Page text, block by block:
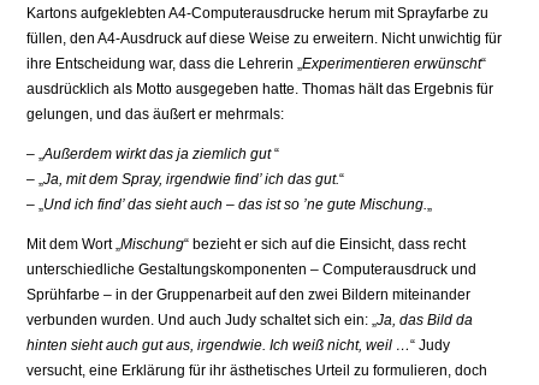
Kartons aufgeklebten A4-Computerausdrucke herum mit Sprayfarbe zu
füllen, den A4-Ausdruck auf diese Weise zu erweitern. Nicht unwichtig für
ihre Entscheidung war, dass die Lehrerin „Experimentieren erwünscht“
ausdrücklich als Motto ausgegeben hatte. Thomas hält das Ergebnis für
gelungen, und das äußert er mehrmals:
– „Außerdem wirkt das ja ziemlich gut“
– „Ja, mit dem Spray, irgendwie find’ ich das gut.“
– „Und ich find’ das sieht auch – das ist so ’ne gute Mischung.„
Mit dem Wort „Mischung“ bezieht er sich auf die Einsicht, dass recht
unterschiedliche Gestaltungskomponenten – Computerausdruck und
Sprühfarbe – in der Gruppenarbeit auf den zwei Bildern miteinander
verbunden wurden. Und auch Judy schaltet sich ein: „Ja, das Bild da
hinten sieht auch gut aus, irgendwie. Ich weiß nicht, weil …“ Judy
versucht, eine Erklärung für ihr ästhetisches Urteil zu formulieren, doch